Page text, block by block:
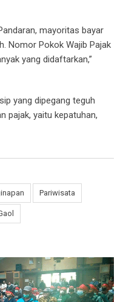
mayoritas bayar
Nomor Pokok Wajib Pajak
yang didaftarkan,”
yang dipegang teguh
pajak, yaitu kepatuhan,
Pariwisata